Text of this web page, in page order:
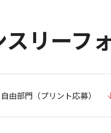
スリーフ
自由部門（プリント応募）